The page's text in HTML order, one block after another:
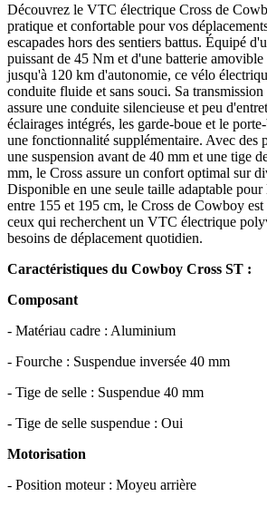
Découvrez le VTC électrique Cross de
pratique et confortable pour vos
escapades hors des sentiers battus. Équipé
puissant de 45 Nm et d'une batterie
jusqu'à 120 km d'autonomie, ce vélo
conduite fluide et sans souci. Sa
assure une conduite silencieuse et peu
éclairages intégrés, les garde-boue et le
une fonctionnalité supplémentaire. Avec des
une suspension avant de 40 mm et une tige
mm, le Cross assure un confort optimal sur
Disponible en une seule taille adaptable pour
entre 155 et 195 cm, le Cross de Cowboy
ceux qui recherchent un VTC électrique
besoins de déplacement quotidien.
Caractéristiques du Cowboy Cross ST :
Composant
- Matériau cadre : Aluminium
- Fourche : Suspendue inversée 40 mm
- Tige de selle : Suspendue 40 mm
- Tige de selle suspendue : Oui
Motorisation
- Position moteur : Moyeu arrière